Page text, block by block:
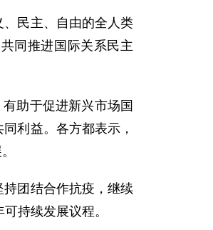
民主、自由的全人类
同推进国际关系民主
助于促进新兴市场国
利益。各方都表示，
团结合作抗疫，继续
持续发展议程。